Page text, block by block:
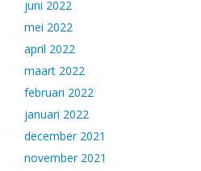
juni 2022
mei 2022
april 2022
maart 2022
februari 2022
januari 2022
december 2021
november 2021